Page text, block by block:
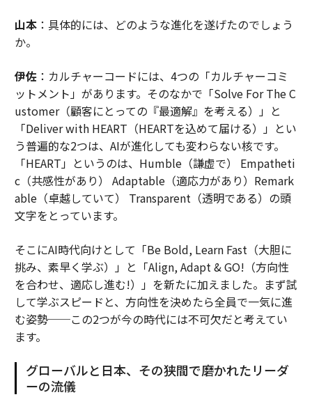
山本：具体的には、どのような進化を遂げたのでしょう
か。
伊佐：カルチャーコードには、4つの「カルチャーコミ
ットメント」があります。そのなかで「Solve For The C
ustomer（顧客にとっての『最適解』を考える）」と
「Deliver with HEART（HEARTを込めて届ける）」とい
う普遍的な2つは、AIが進化しても変わらない核です。
「HEART」というのは、Humble（謙虚で） Empatheti
c（共感性があり） Adaptable（適応力があり）Remark
able（卓越していて） Transparent（透明である）の頭
文字をとっています。
そこにAI時代向けとして「Be Bold, Learn Fast（大胆に
挑み、素早く学ぶ）」と「Align, Adapt & GO!（方向性
を合わせ、適応し進む!）」を新たに加えました。まず試
して学ぶスピードと、方向性を決めたら全員で一気に進
む姿勢──この2つが今の時代には不可欠だと考えてい
ます。
グローバルと日本、その狭間で磨かれたリーダ
ーの流儀